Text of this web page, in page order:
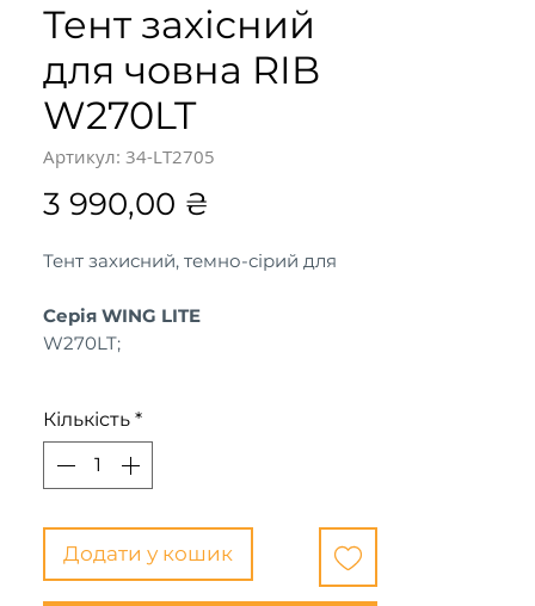
Тент захісний
для човна RIB
W270LT
Артикул: 34-LT2705
3 990,00 ₴
Тент захисний, темно-сірий для
Серія WING LITE
W270LT;
Кількість *
Додати у кошик